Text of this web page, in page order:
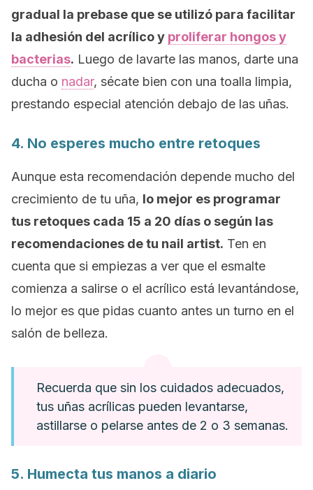
gradual la prebase que se utilizó para facilitar
la adhesión del acrílico y proliferar hongos y
bacterias. Luego de lavarte las manos, darte una
ducha o nadar, sécate bien con una toalla limpia,
prestando especial atención debajo de las uñas.
4. No esperes mucho entre retoques
Aunque esta recomendación depende mucho del
crecimiento de tu uña, lo mejor es programar
tus retoques cada 15 a 20 días o según las
recomendaciones de tu nail artist. Ten en
cuenta que si empiezas a ver que el esmalte
comienza a salirse o el acrílico está levantándose,
lo mejor es que pidas cuanto antes un turno en el
salón de belleza.
Recuerda que sin los cuidados adecuados,
tus uñas acrílicas pueden levantarse,
astillarse o pelarse antes de 2 o 3 semanas.
5. Humecta tus manos a diario